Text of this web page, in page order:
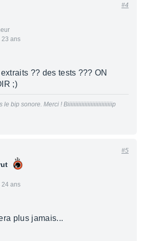
23 ans
#4
?? des tests ??? ON
;)
le bip sonore. Merci ! Biiiiiiiiiiiiiiiiiiiiiiiiiiiiip
24 ans
#5
plus jamais...